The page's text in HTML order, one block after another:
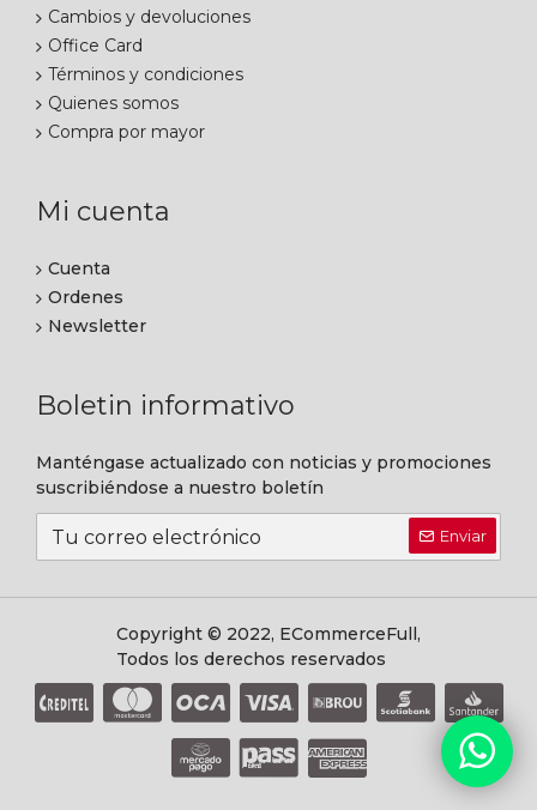
Cambios y devoluciones
Office Card
Términos y condiciones
Quienes somos
Compra por mayor
Mi cuenta
Cuenta
Ordenes
Newsletter
Boletin informativo
Manténgase actualizado con noticias y promociones
suscribiéndose a nuestro boletín
Enviar
Copyright © 2022, ECommerceFull,
Todos los derechos reservados